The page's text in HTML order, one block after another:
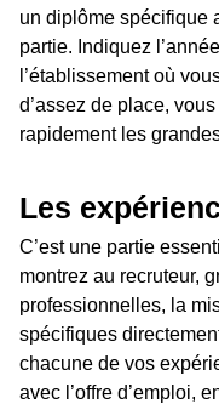
un diplôme spécifique
partie. Indiquez
l’établissement où
d’assez de place,
rapidement les
Les
C’est une partie
montrez au recruteur,
professionnelles, la
spécifiques
chacune de vos
avec l’offre d’emploi,